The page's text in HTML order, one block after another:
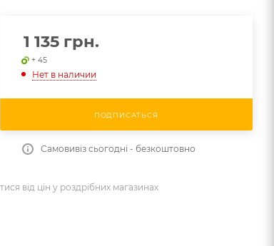
1 135грн.
+ 45
Нет в наличии
ПОДПИСАТЬСЯ
Самовивіз сьогодні - безкоштовно
від цін у роздрібних магазинах